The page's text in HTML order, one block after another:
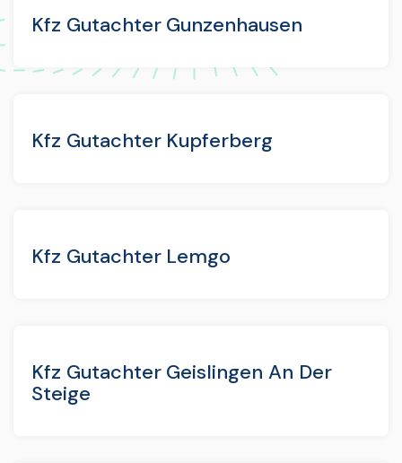
Kfz Gutachter Gunzenhausen
Kfz Gutachter Kupferberg
Kfz Gutachter Lemgo
Kfz Gutachter Geislingen An Der
Steige